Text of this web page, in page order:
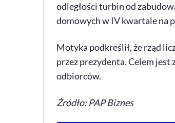
odległości turbin od
domowych w IV kwartale na
Motyka podkreślił, że rząd
przez prezydenta. Celem
odbiorców.
Źródło: PAP Biznes